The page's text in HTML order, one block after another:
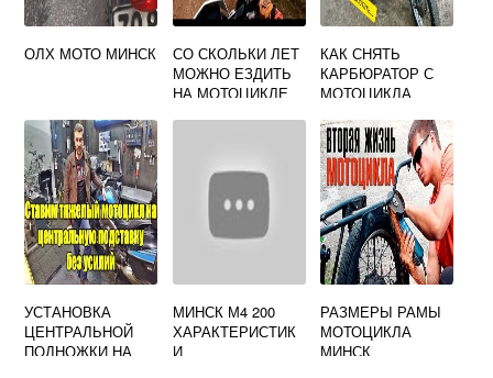
ОЛХ МОТО МИНСК
СО СКОЛЬКИ ЛЕТ
МОЖНО ЕЗДИТЬ
НА МОТОЦИКЛЕ
КАК СНЯТЬ
КАРБЮРАТОР С
МОТОЦИКЛА
УСТАНОВКА
ЦЕНТРАЛЬНОЙ
ПОДНОЖКИ НА
МИНСК М4 200
ХАРАКТЕРИСТИК
И
РАЗМЕРЫ РАМЫ
МОТОЦИКЛА
МИНСК